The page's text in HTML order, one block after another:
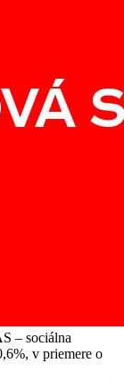
– sociálna
v priemere o